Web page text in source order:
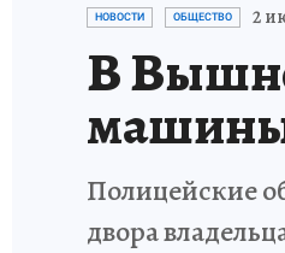
НОВОСТИ ОБЩЕСТВО 2
В
Полицейские
двора